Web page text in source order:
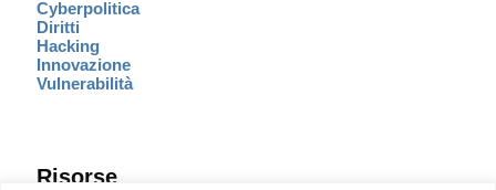
Cyberpolitica
Diritti
Hacking
Innovazione
Vulnerabilità
Risorse